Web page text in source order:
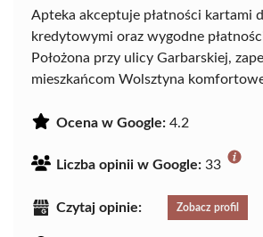
Apteka akceptuje płatności kartami
kredytowymi oraz wygodne
Położona przy ulicy Garbarskiej,
mieszkańcom Wolsztyna
Ocena w Google: 4.2
Liczba opinii w Google: 33
Czytaj opinie: Zobacz profil